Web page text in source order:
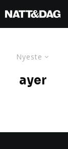
Nyeste
ayer